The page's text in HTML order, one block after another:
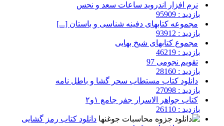
نرم افزار اندروید ساعات سعد و نحس
بازدید : 95909
مجموعه کتابهای دفینه شناسی و باستان [...]
بازدید : 93912
مجموع کتابهای شیخ بهایی
بازدید : 46219
تقویم نجومی 97
بازدید : 28160
دانلود کتاب مستطاب سحر گشا و باطل نامه
بازدید : 27098
کتاب جواهر الاسرار جفر جامع ۱و۲
بازدید : 26110
دانلود کتاب رمز گشایی